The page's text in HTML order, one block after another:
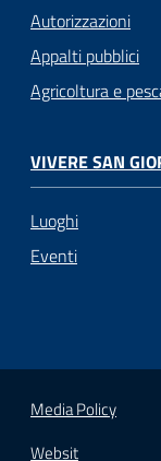
Autorizzazioni
Appalti pubblici
Agricoltura e
VIVERE SAN
Luoghi
Eventi
Media Policy
Websit